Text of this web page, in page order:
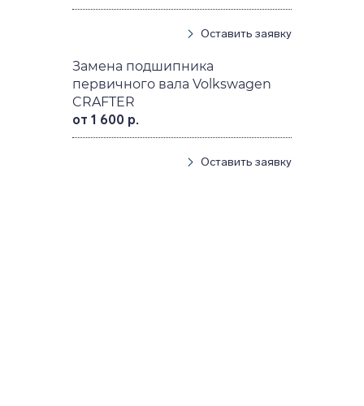
Оставить заявку
Замена подшипника
первичного вала Volkswagen
CRAFTER
от 1 600 р.
Оставить заявку